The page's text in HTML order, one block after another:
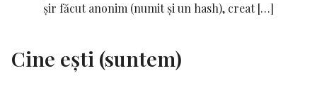
șir făcut anonim (numit și un hash), creat […]
Cine ești (suntem)